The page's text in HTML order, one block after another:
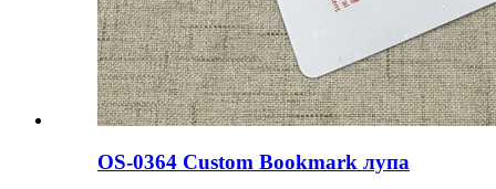
OS-0364 Custom Bookmark лупа